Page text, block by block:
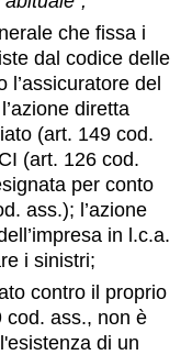
che fissa i
dal codice delle
del
diretta
(art. 149 cod.
(art. 126 cod.
per conto
ass.); l’azione
in l.c.a.
i sinistri;
contro il proprio
cod. ass., non è
di un